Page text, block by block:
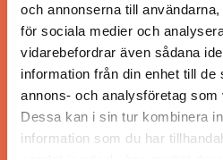
och annonserna till
för sociala medier och
vidarebefordrar även sådana
information från din enhet till de
annons- och analysföretag
Dessa kan i sin tur kombinera
information som du har
ANSVARIG
Jonas